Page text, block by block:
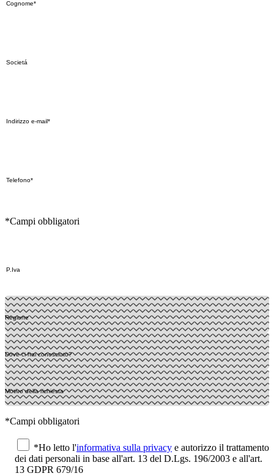
*Campi obbligatori
*Campi obbligatori
*Ho letto l'informativa sulla privacy e autorizzo il trattamento
dei dati personali in base all'art. 13 del D.Lgs. 196/2003 e all'art.
13 GDPR 679/16